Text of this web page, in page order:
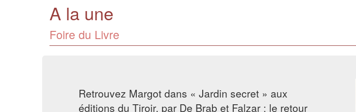
A la une
Foire du Livre
Retrouvez Margot dans « Jardin secret » aux
éditions du Tiroir, par De Brab et Falzar : le retour